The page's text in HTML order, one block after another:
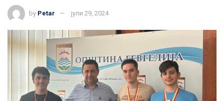
by Petar јули 29, 2024